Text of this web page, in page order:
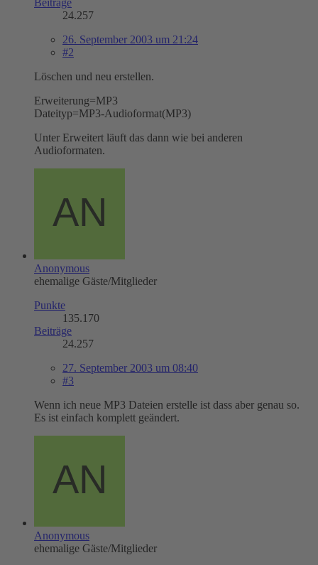
24.257
26. September 2003 um 21:24
#2
Löschen und neu erstellen.
Erweiterung=MP3
Dateityp=MP3-Audioformat(MP3)
Unter Erweitert läuft das dann wie bei anderen
Audioformaten.
Anonymous
ehemalige Gäste/Mitglieder
Punkte
135.170
Beiträge
24.257
27. September 2003 um 08:40
#3
Wenn ich neue MP3 Dateien erstelle ist dass aber genau so.
Es ist einfach komplett geändert.
Anonymous
ehemalige Gäste/Mitglieder